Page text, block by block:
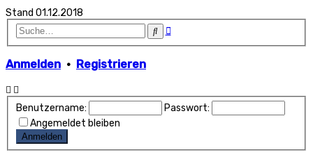
Stand 01.12.2018
SucheErweiterte
Anmelden • Registrieren
Benutzername:
Passwort:
Angemeldet bleiben